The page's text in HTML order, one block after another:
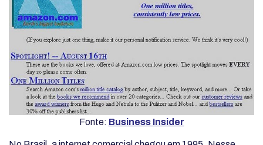
Fonte: Business Insider